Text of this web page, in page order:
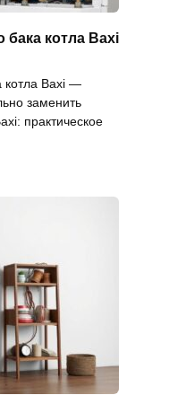
котла Baxi
котла Baxi —
заменить
практическое